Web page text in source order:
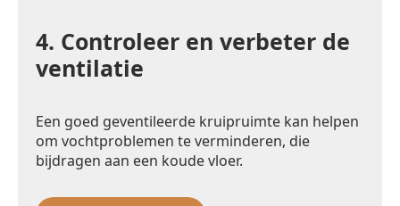
4. Controleer en verbeter de
ventilatie
Een goed geventileerde kruipruimte kan helpen
om vochtproblemen te verminderen, die
bijdragen aan een koude vloer.